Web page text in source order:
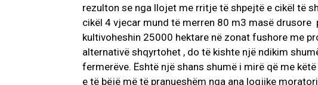
rezulton se nga llojet me rritje të shpejtë e cikël të
cikël 4 vjecar mund të merren 80 m3 masë
kultivoheshin 25000 hektare në zonat fushore me
alternativë shqyrtohet , do të kishte një ndikim
fermerëve. Është një shans shumë i mirë që me
e të bëjë më të pranueshëm nga ana logjike